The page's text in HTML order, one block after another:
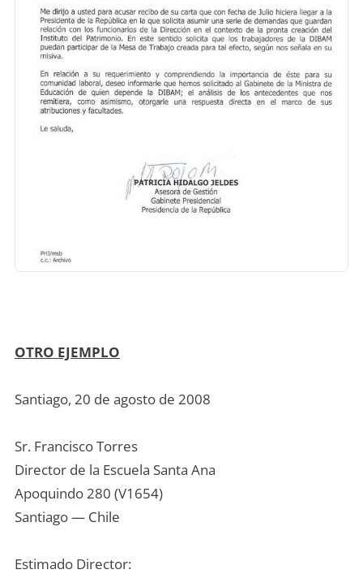
OTRO EJEMPLO
Santiago, 20 de agosto de 2008
Sr. Francisco Torres
Director de la Escuela Santa Ana
Apoquindo 280 (V1654)
Santiago — Chile
Estimado Director: